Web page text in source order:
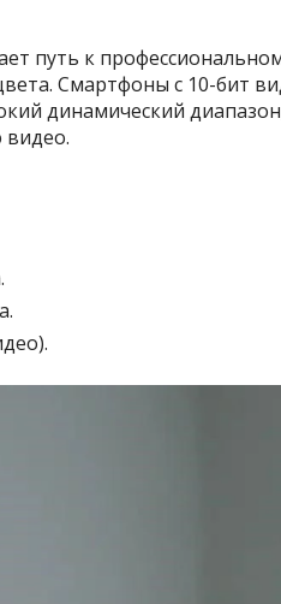
путь к
Смартфоны с 10-бит
динамический
видео.